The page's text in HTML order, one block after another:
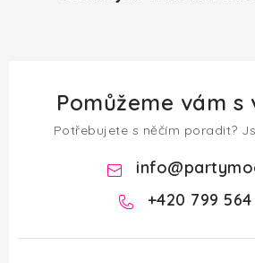
Pomůžeme vám s
Potřebujete s něčím poradit?
info@
+420 799